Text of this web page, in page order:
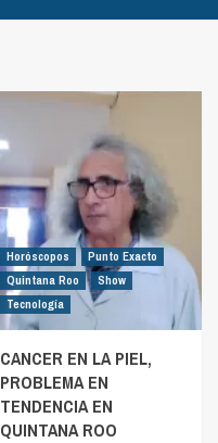
Horóscopos
Punto Exacto
Quintana Roo
Show
Tecnología
CANCER EN LA PIEL,
PROBLEMA EN
TENDENCIA EN
QUINTANA ROO